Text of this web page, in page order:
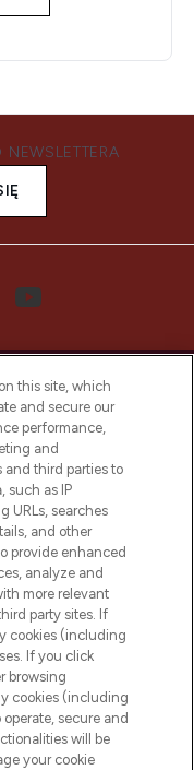
dowie się o
niszowych i
trendach i
redakcyjne
Personal
this site, which
and secure our
performance,
and
and third parties to
such as IP
URLs, searches
and other
provide enhanced
analyze and
more relevant
party sites. If
cookies (including
If you click
browsing
cookies (including
secure and
will be
your cookie